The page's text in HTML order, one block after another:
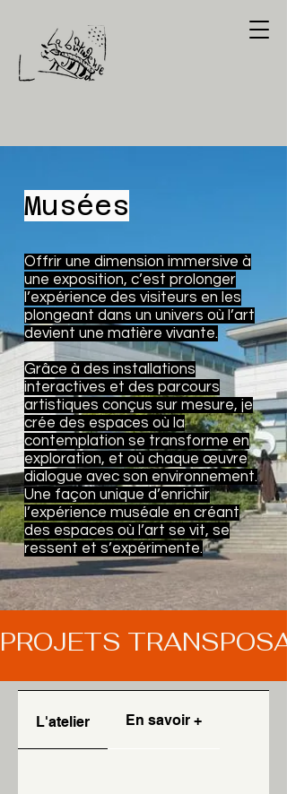
Musées
Offrir une dimension immersive à
une exposition, c’est prolonger
l’expérience des visiteurs en les
plongeant dans un univers où l’art
devient une matière vivante.
Grâce à des installations
interactives et des parcours
artistiques conçus sur mesure, je
crée des espaces où la
contemplation se transforme en
exploration, et où chaque œuvre
dialogue avec son environnement.
Une façon unique d’enrichir
l’expérience muséale en créant
des espaces où l’art se vit, se
ressent et s’expérimente.
PROJETS
L'atelier En savoir +